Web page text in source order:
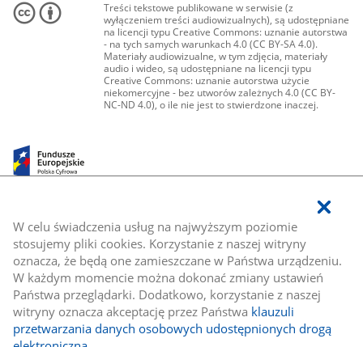
W celu świadczenia usług na najwyższym poziomie
stosujemy pliki cookies. Korzystanie z naszej witryny
oznacza, że będą one zamieszczane w Państwa urządzeniu.
W każdym momencie można dokonać zmiany ustawień
Państwa przeglądarki. Dodatkowo, korzystanie z naszej
witryny oznacza akceptację przez Państwa klauzuli
przetwarzania danych osobowych udostępnionych drogą
Treści tekstowe publikowane w serwisie (z
wyłączeniem treści audiowizualnych), są udostępniane
na licencji typu Creative Commons: uznanie autorstwa
- na tych samych warunkach 4.0 (CC BY-SA 4.0).
Materiały audiowizualne, w tym zdjęcia, materiały
audio i wideo, są udostępniane na licencji typu
Creative Commons: uznanie autorstwa użycie
niekomercyjne - bez utworów zależnych 4.0 (CC BY-
NC-ND 4.0), o ile nie jest to stwierdzone inaczej.